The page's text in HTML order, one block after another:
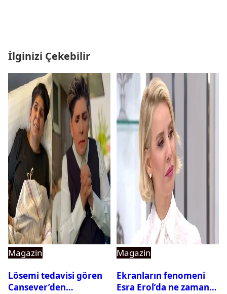
İlginizi Çekebilir
Magazin
Lösemi tedavisi gören
Cansever’den
Magazin
Ekranların fenomeni
Esra Erol’da ne zaman